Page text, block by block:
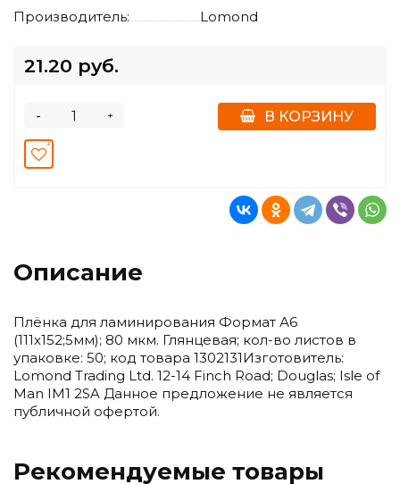
Производитель: Lomond
21.20 руб.
+
- В КОРЗИНУ
Описание
Плёнка для ламинирования Формат А6
(111х152;5мм); 80 мкм. Глянцевая; кол-во листов в
упаковке: 50; код товара 1302131Изготовитель:
Lomond Trading Ltd. 12-14 Finch Road; Douglas; Isle of
Man IM1 2SA Данное предложение не является
публичной офертой.
Рекомендуемые товары